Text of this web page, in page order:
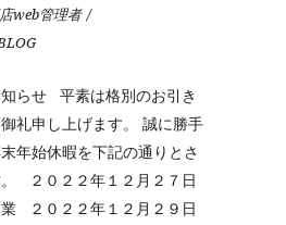
web管理者
らせ 平素は格別のお引き
礼申し上げます。 誠に勝手
年始休暇を下記の通りとさ
２０２２年１２月２７日
業 ２０２２年１２月２９日